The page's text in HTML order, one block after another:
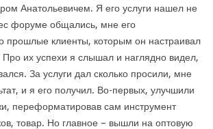
Анатольевичем. Я его услуги нашел не
форуме общались, мне его
прошлые клиенты, которым он настраивал
их успехи я слышал и наглядно видел,
За услуги дал сколько просили, мне
и я его получил. Во-первых, улучшили
переформатировав сам инструмент
товар. Но главное – вышли на оптовую